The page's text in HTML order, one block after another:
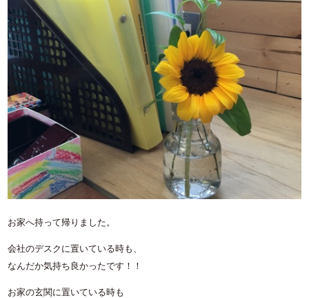
お家へ持って帰りました。
会社のデスクに置いている時も、
なんだか気持ち良かったです！！
お家の玄関に置いている時も